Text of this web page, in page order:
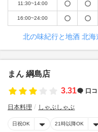
11:30~14:00
16:00~24:00
北の味紀行と地酒 北
まん 綱島店
3.31
口コ
日本料理 しゃぶしゃぶ
日祝OK 21時以降OK